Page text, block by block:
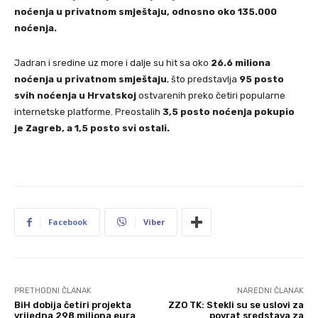
noćenja u privatnom smještaju, odnosno oko 135.000
noćenja.
Jadran i sredine uz more i dalje su hit sa oko 26.6 miliona
noćenja u privatnom smještaju, što predstavlja 95 posto
svih noćenja u Hrvatskoj ostvarenih preko četiri popularne
internetske platforme. Preostalih 3,5 posto noćenja pokupio
je Zagreb, a 1,5 posto svi ostali.
Facebook Viber
PRETHODNI ČLANAK
BiH dobija četiri projekta
vrijedna 298 miliona eura
NAREDNI ČLANAK
ZZO TK: Stekli su se uslovi za
povrat sredstava za